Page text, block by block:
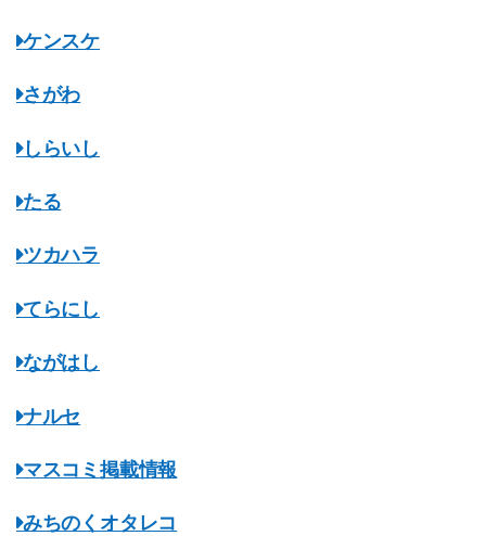
ケンスケ
さがわ
しらいし
たる
ツカハラ
てらにし
ながはし
ナルセ
マスコミ掲載情報
みちのくオタレコ